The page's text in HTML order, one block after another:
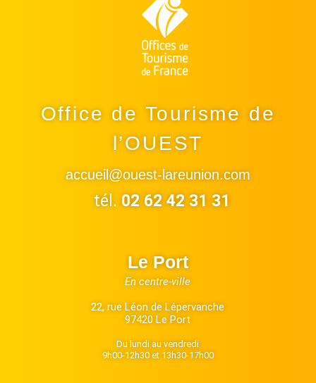
Office de Tourisme de
l’OUEST
accueil@ouest-lareunion.com
tél. 02 62 42 31 31
Le Port
En centre-ville
22, rue Léon de Lépervanche
97420 Le Port
Du lundi au vendredi
9h00-12h30 et 13h30-17h00